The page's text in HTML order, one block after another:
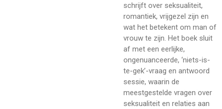
schrijft over seksualiteit,
romantiek, vrijgezel zijn en
wat het betekent om man of
vrouw te zijn. Het boek sluit
af met een eerlijke,
ongenuanceerde, ‘niets-is-
te-gek’-vraag en antwoord
sessie, waarin de
meestgestelde vragen over
seksualiteit en relaties aan